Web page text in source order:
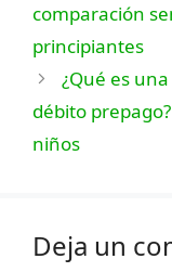
comparación
principiantes
¿Qué es
débito
niños
Deja un